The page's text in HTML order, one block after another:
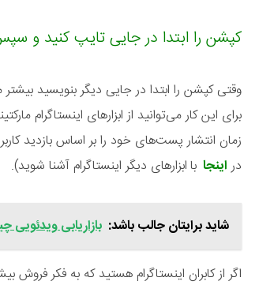
کپشن را ابتدا در جایی تایپ کنید و
وقتی کپشن را ابتدا در جایی دیگر بنویسید
برای این کار می‌توانید از ابزارهای اینستاگرام
زمان انتشار پست‌های خود را بر اساس بازدید
دراینجا باابزارهای دیگر اینستاگرام آشنا شوید).
شاید برایتان جالب باشد: بازاریابی
اگر از کابران اینستاگرام هستید که به فکر فروش